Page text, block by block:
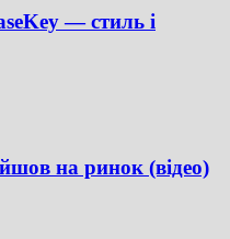
— стиль і
на ринок (відео)